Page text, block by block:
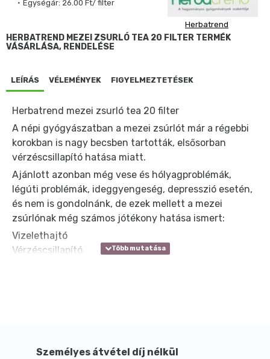
Egységár: 26.00 Ft/ filter
Herbatrend
HERBATREND MEZEI ZSURLÓ TEA 20 FILTER TERMÉK
VÁSÁRLÁSA, RENDELÉSE
LEÍRÁS VÉLEMÉNYEK FIGYELMEZTETÉSEK
Herbatrend mezei zsurló tea 20 filter
A népi gyógyászatban a mezei zsúrlót már a régebbi
korokban is nagy becsben tartották, elsősorban
vérzéscsillapító hatása miatt.
Ajánlott azonban még vese és hólyagproblémák,
légúti problémák, ideggyengeség, depresszió esetén,
és nem is gondolnánk, de ezek mellett a mezei
zsúrlónak még számos jótékony hatása ismert:
Vizelethajtó
Vérzéscsillapító
nyálkahártyájának gyulladása, fogínyvérzés-, és
Személyes átvétel díj nélkül